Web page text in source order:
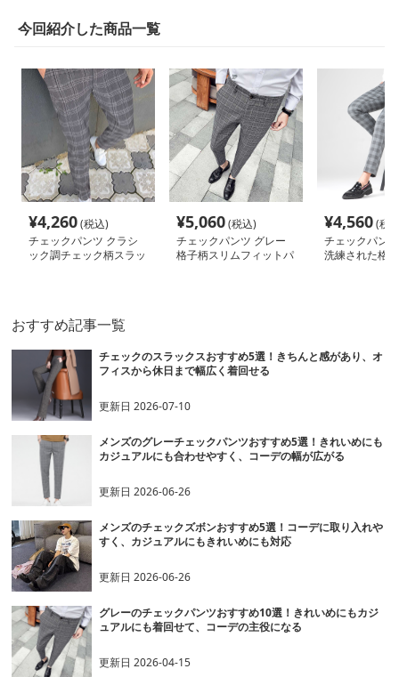
今回紹介した商品一覧
¥4,260(税込)
チェックパンツ クラシ
ック調チェック柄スラッ
¥5,060(税込)
チェックパンツ グレー
格子柄スリムフィットパ
¥4,560(税
チェックパン
洗練された格
おすすめ記事一覧
チェックのスラックスおすすめ5選！きちんと感があり、オ
フィスから休日まで幅広く着回せる
更新日2026-07-10
メンズのグレーチェックパンツおすすめ5選！きれいめにも
カジュアルにも合わせやすく、コーデの幅が広がる
更新日2026-06-26
メンズのチェックズボンおすすめ5選！コーデに取り入れや
すく、カジュアルにもきれいめにも対応
更新日2026-06-26
グレーのチェックパンツおすすめ10選！きれいめにもカジ
ュアルにも着回せて、コーデの主役になる
更新日2026-04-15